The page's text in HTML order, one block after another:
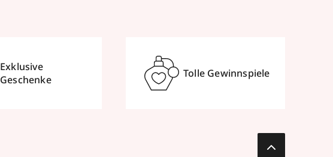
Exklusive
Geschenke
Tolle Gewinnspiele